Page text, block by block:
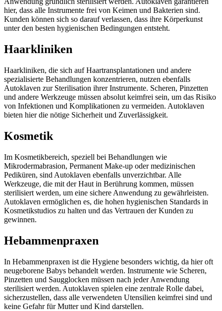
hier, dass alle Instrumente frei von Keimen und Bakterien sind.
Kunden können sich so darauf verlassen, dass ihre Körperkunst
unter den besten hygienischen Bedingungen entsteht.
Haarkliniken
Haarkliniken, die sich auf Haartransplantationen und andere
spezialisierte Behandlungen konzentrieren, nutzen ebenfalls
Autoklaven zur Sterilisation ihrer Instrumente. Scheren, Pinzetten
und andere Werkzeuge müssen absolut keimfrei sein, um das Risiko
von Infektionen und Komplikationen zu vermeiden. Autoklaven
bieten hier die nötige Sicherheit und Zuverlässigkeit.
Kosmetik
Im Kosmetikbereich, speziell bei Behandlungen wie
Mikrodermabrasion, Permanent Make-up oder medizinischen
Pediküren, sind Autoklaven ebenfalls unverzichtbar. Alle
Werkzeuge, die mit der Haut in Berührung kommen, müssen
sterilisiert werden, um eine sichere Anwendung zu gewährleisten.
Autoklaven ermöglichen es, die hohen hygienischen Standards in
Kosmetikstudios zu halten und das Vertrauen der Kunden zu
gewinnen.
Hebammenpraxen
In Hebammenpraxen ist die Hygiene besonders wichtig, da hier oft
neugeborene Babys behandelt werden. Instrumente wie Scheren,
Pinzetten und Saugglocken müssen nach jeder Anwendung
sterilisiert werden. Autoklaven spielen eine zentrale Rolle dabei,
sicherzustellen, dass alle verwendeten Utensilien keimfrei sind und
keine Gefahr für Mutter und Kind darstellen.